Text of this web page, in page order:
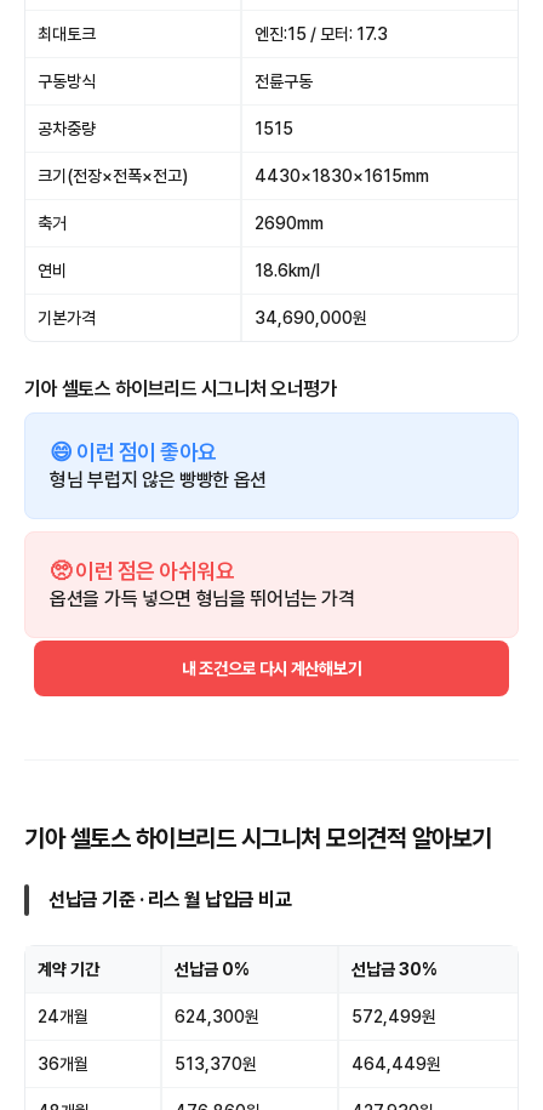
최대토크 엔진:15 / 모터: 17.3
구동방식 전륜구동
공차중량 1515
크기(전장×전폭×전고) 4430×1830×1615mm
축거 2690mm
연비 18.6km/l
기본가격 34,690,000원
기아 셀토스 하이브리드 시그니처 오너평가
😄 이런 점이 좋아요
형님 부럽지 않은 빵빵한 옵션
🥺 이런 점은 아쉬워요
옵션을 가득 넣으면 형님을 뛰어넘는 가격
내 조건으로 다시 계산해보기
기아 셀토스 하이브리드 시그니처 모의견적 알아보기
선납금 기준 · 리스 월 납입금 비교
계약 기간 선납금 0% 선납금 30%
24개월 624,300원 572,499원
36개월 513,370원 464,449원